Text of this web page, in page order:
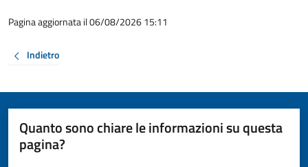
Pagina aggiornata il 06/08/2026 15:11
Indietro
Quanto sono chiare le informazioni su questa
pagina?